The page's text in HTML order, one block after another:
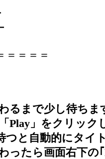
＝＝＝＝
るまで少し待ちま
Play」をクリック
つと自動的にタイ
ったら画面右下の